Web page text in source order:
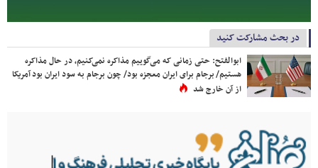
در بحث مشارکت کنید
ابوالفتح: حتی زمانی که می‌گوییم مذاکره نمی‌کنیم، در حال مذاکره
هستیم/ برجام برای ایران معجزه بود/ چون برجام به سود ایران بود آمریکا
از آن خارج شد